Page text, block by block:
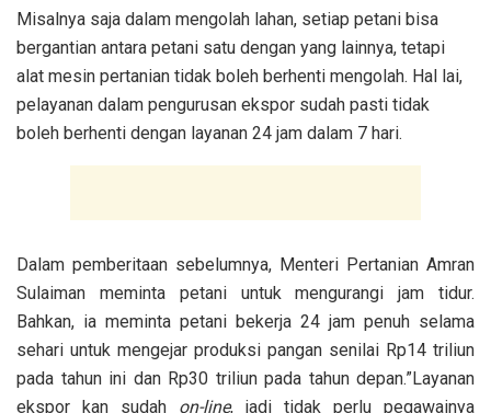
Misalnya saja dalam mengolah lahan, setiap petani bisa
bergantian antara petani satu dengan yang lainnya, tetapi
alat mesin pertanian tidak boleh berhenti mengolah. Hal lai,
pelayanan dalam pengurusan ekspor sudah pasti tidak
boleh berhenti dengan layanan 24 jam dalam 7 hari.
Dalam pemberitaan sebelumnya, Menteri Pertanian Amran
Sulaiman meminta petani untuk mengurangi jam tidur.
Bahkan, ia meminta petani bekerja 24 jam penuh selama
sehari untuk mengejar produksi pangan senilai Rp14 triliun
pada tahun ini dan Rp30 triliun pada tahun depan.”Layanan
ekspor kan sudah on-line, jadi tidak perlu pegawainya